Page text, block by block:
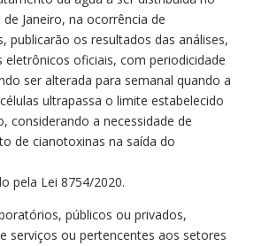
Janeiro, na ocorrência de
publicarão os resultados das análises,
eletrônicos oficiais, com periodicidade
ser alterada para semanal quando a
ultrapassa o limite estabelecido
considerando a necessidade de
de cianotoxinas na saída do
pela Lei 8754/2020.
públicos ou privados,
serviços ou pertencentes aos setores